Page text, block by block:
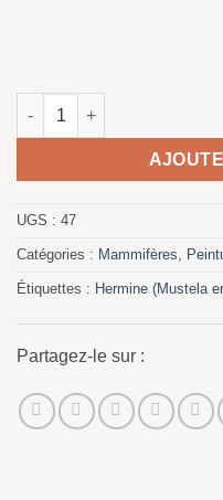
quantité de Ermine among
UGS : 47
Catégories : Mammifères,
Étiquettes : Hermine (Mustela
Partagez-le sur :